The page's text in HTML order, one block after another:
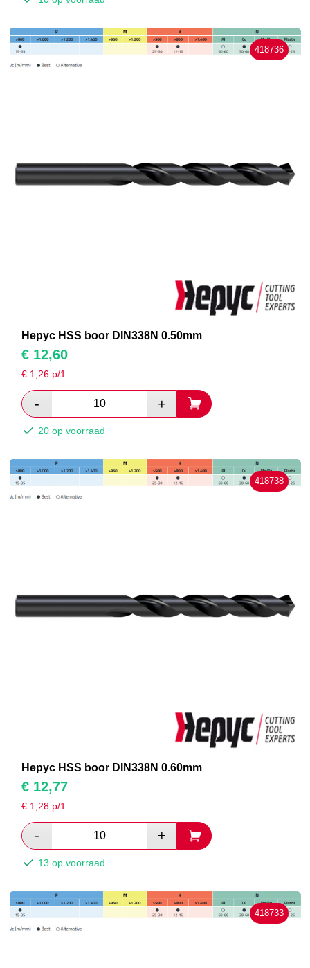
418736
Hepyc HSS boor DIN338N 0.50mm
€ 12,60
€ 1,26 p/1
20 op voorraad
418738
Hepyc HSS boor DIN338N 0.60mm
€ 12,77
€ 1,28 p/1
13 op voorraad
418733